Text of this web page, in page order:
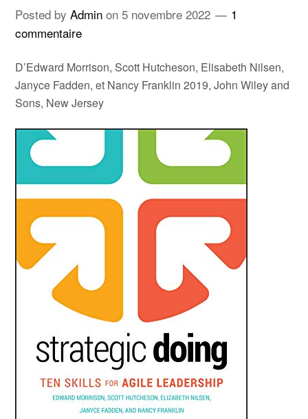
Posted byAdmin on 5 novembre 2022
1
commentaire
D’Edward Morrison, Scott Hutcheson, Elisabeth Nilsen,
Janyce Fadden, et Nancy Franklin 2019, John Wiley and
Sons, New Jersey